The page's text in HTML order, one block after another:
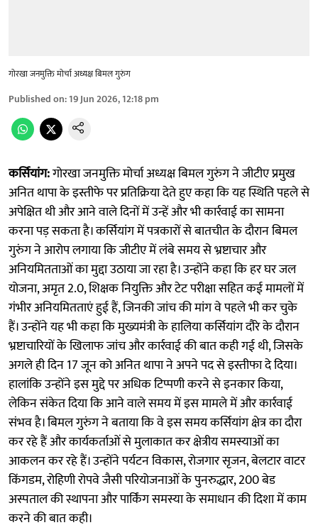
गोरखा जनमुक्ति मोर्चा अध्यक्ष बिमल गुरुंग
Published on:19 Jun 2026, 12:18 pm
कर्सियांग:गोरखा जनमुक्ति मोर्चा अध्यक्ष बिमल गुरुंग ने जीटीए प्रमुख
अनित थापा के इस्तीफे पर प्रतिक्रिया देते हुए कहा कि यह स्थिति पहले से
अपेक्षित थी और आने वाले दिनों में उन्हें और भी कार्रवाई का सामना
करना पड़ सकता है। कर्सियांग में पत्रकारों से बातचीत के दौरान बिमल
गुरुंग ने आरोप लगाया कि जीटीए में लंबे समय से भ्रष्टाचार और
अनियमितताओं का मुद्दा उठाया जा रहा है। उन्होंने कहा कि हर घर जल
योजना, अमृत 2.0, शिक्षक नियुक्ति और टेट परीक्षा सहित कई मामलों में
गंभीर अनियमितताएं हुई हैं, जिनकी जांच की मांग वे पहले भी कर चुके
हैं। उन्होंने यह भी कहा कि मुख्यमंत्री के हालिया कर्सियांग दौरे के दौरान
भ्रष्टाचारियों के खिलाफ जांच और कार्रवाई की बात कही गई थी, जिसके
अगले ही दिन 17 जून को अनित थापा ने अपने पद से इस्तीफा दे दिया।
हालांकि उन्होंने इस मुद्दे पर अधिक टिप्पणी करने से इनकार किया,
लेकिन संकेत दिया कि आने वाले समय में इस मामले में और कार्रवाई
संभव है। बिमल गुरुंग ने बताया कि वे इस समय कर्सियांग क्षेत्र का दौरा
कर रहे हैं और कार्यकर्ताओं से मुलाकात कर क्षेत्रीय समस्याओं का
आकलन कर रहे हैं। उन्होंने पर्यटन विकास, रोजगार सृजन, बेलटार वाटर
किंगडम, रोहिणी रोपवे जैसी परियोजनाओं के पुनरुद्धार, 200 बेड
अस्पताल की स्थापना और पार्किंग समस्या के समाधान की दिशा में काम
करने की बात कही।